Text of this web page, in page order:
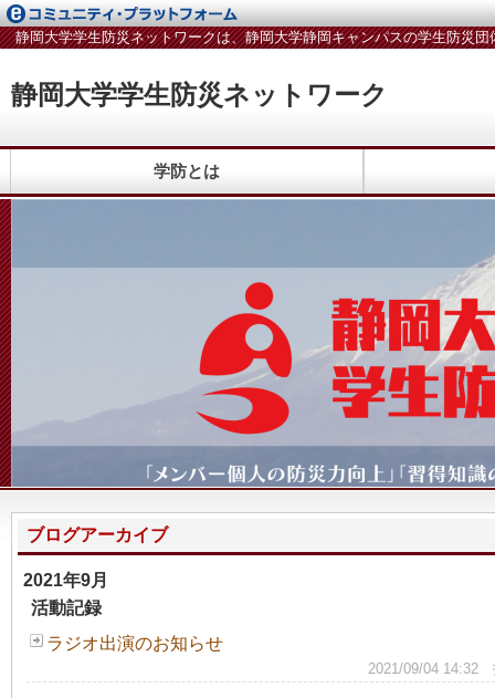
静岡大学学生防災ネットワーク
静岡大学学生防災ネットワークは、静岡大学静岡キャンパスの学生防災
学防とは
ブログアーカイブ
2021年9月
活動記録
ラジオ出演のお知らせ
2021/09/04 14:32